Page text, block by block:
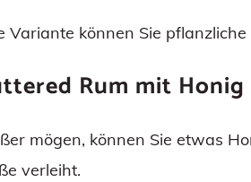
Variante können Sie
Rum mit Honig
mögen, können Sie etwas
verleiht.